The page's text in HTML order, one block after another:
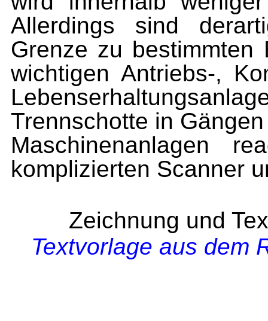
Allerdings sind
Grenze zu bestimmten
wichtigen Antriebs-,
Trennschotte in
Maschinenanlagen
komplizierten Scanner
Zeichnung und
Textvorlage aus dem